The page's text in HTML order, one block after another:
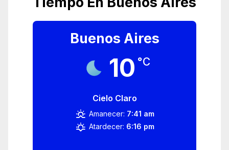
Buenos Aires
10 °C
Cielo Claro
Amanecer: 7:41 am
Atardecer: 6:16 pm